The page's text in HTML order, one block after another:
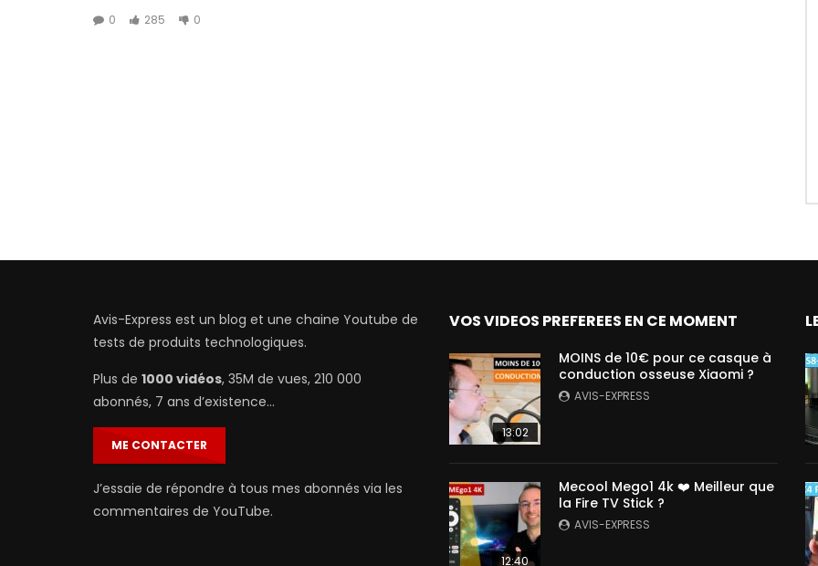
0 285 0
Avis-Express est un blog et une chaine Youtube de
tests de produits technologiques.
Plus de 1000 vidéos, 35M de vues, 210 000
abonnés, 7 ans d’existence…
ME CONTACTER
J’essaie de répondre à tous mes abonnés via les
commentaires de YouTube.
VOS VIDEOS PREFEREES EN CE MOMENT
13:02
MOINS de 10€ pour ce casque à
conduction osseuse Xiaomi ?
AVIS-EXPRESS
12:40
Mecool Mego1 4k ❤️ Meilleur que
la Fire TV Stick ?
AVIS-EXPRESS